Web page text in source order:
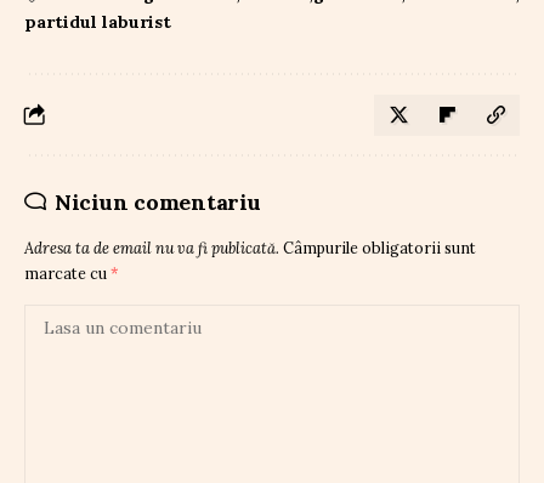
partidul laburist
Niciun comentariu
Adresa ta de email nu va fi publicată. Câmpurile obligatorii sunt
marcate cu *